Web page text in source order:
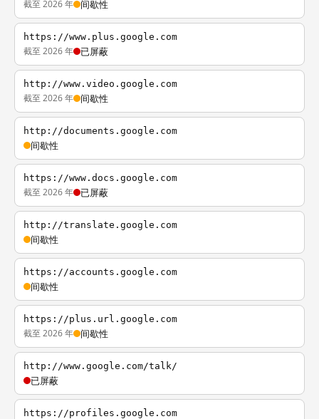
截至 2026 年 间歇性
https://www.plus.google.com
截至 2026 年 已屏蔽
http://www.video.google.com
截至 2026 年 间歇性
http://documents.google.com
间歇性
https://www.docs.google.com
截至 2026 年 已屏蔽
http://translate.google.com
间歇性
https://accounts.google.com
间歇性
https://plus.url.google.com
截至 2026 年 间歇性
http://www.google.com/talk/
已屏蔽
https://profiles.google.com